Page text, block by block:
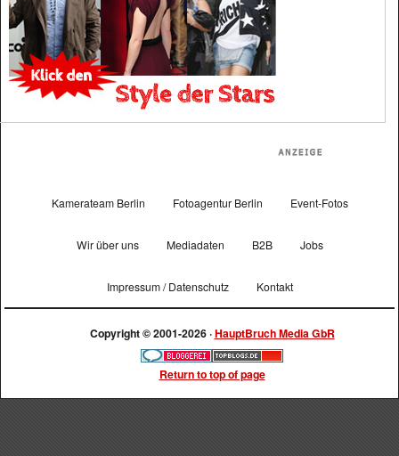
Kamerateam Berlin Fotoagentur Berlin Event-Fotos
Wir über uns Mediadaten B2B Jobs
Impressum / Datenschutz Kontakt
Copyright © 2001-2026 ·HauptBruch Media GbR
Return to top of page